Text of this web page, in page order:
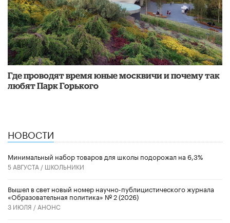
Где проводят время юные москвичи и почему так
любят Парк Горького
НОВОСТИ
Минимальный набор товаров для школы подорожал на 6,3%
5 АВГУСТА / ШКОЛЬНИКИ
Вышел в свет новый номер научно-публицистического журнала
«Образовательная политика» № 2 (2026)
3 ИЮЛЯ / АНОНС